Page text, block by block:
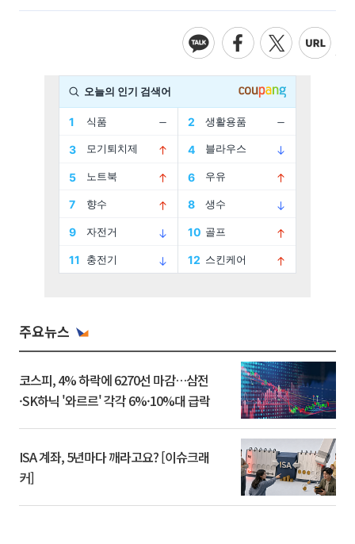
주요뉴스
코스피, 4% 하락에 6270선 마감…삼전
·SK하닉 '와르르' 각각 6%·10%대 급락
ISA 계좌, 5년마다 깨라고요? [이슈크래
커]